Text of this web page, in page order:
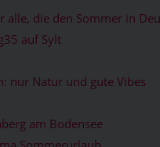
alle, die den Sommer in
auf Sylt
nur Natur und gute Vibes
am Bodensee